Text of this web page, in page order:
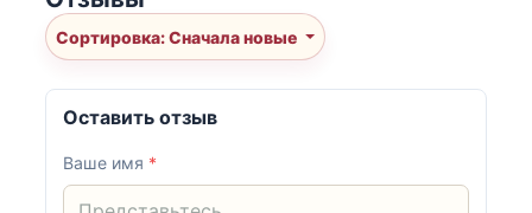
Сортировка: Сначала новые
Оставить отзыв
Ваше имя *